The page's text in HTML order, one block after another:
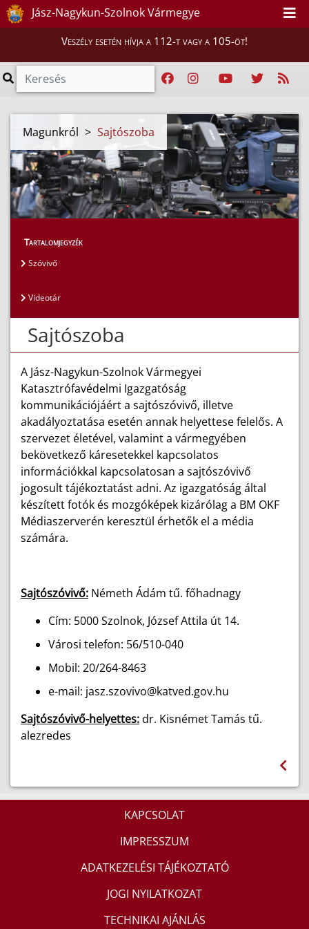
Jász-Nagykun-Szolnok Vármegye
Veszély esetén hívja a 112-t vagy a 105-öt!
Magunkról > Sajtószoba
Tartalomjegyzék
Szóvivő
Videotár
Sajtószoba
A Jász-Nagykun-Szolnok Vármegyei
Katasztrófavédelmi Igazgatóság
kommunikációjáért a sajtószóvivő, illetve
akadályoztatása esetén annak helyettese felelős. A
szervezet életével, valamint a vármegyében
bekövetkező káresetekkel kapcsolatos
információkkal kapcsolatosan a sajtószóvivő
jogosult tájékoztatást adni. Az igazgatóság által
készített fotók és mozgóképek kizárólag a BM OKF
Médiaszerverén keresztül érhetők el a média
számára.
Sajtószóvivő: Németh Ádám tű. főhadnagy
Cím: 5000 Szolnok, József Attila út 14.
Városi telefon: 56/510-040
Mobil: 20/264-8463
e-mail: jasz.szovivo@katved.gov.hu
Sajtószóvivő-helyettes:dr. Kisnémet Tamás tű.
alezredes
KAPCSOLAT
IMPRESSZUM
ADATKEZELÉSI TÁJÉKOZTATÓ
JOGI NYILATKOZAT
TECHNIKAI AJÁNLÁS